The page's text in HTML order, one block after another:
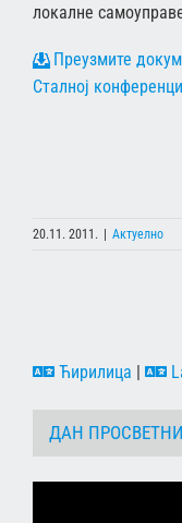
локалне
Сталној
20.11. 2011. | Актуелно
Ћирилица |
ДАН